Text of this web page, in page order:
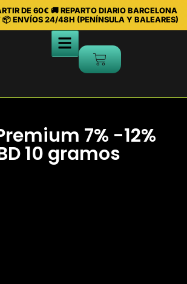
DE 60€ 🚚 REPARTO DIARIO BARCELONA
📦 ENVÍOS 24/48H (PENÍNSULA Y BALEARES)
7% -12%
10 gramos